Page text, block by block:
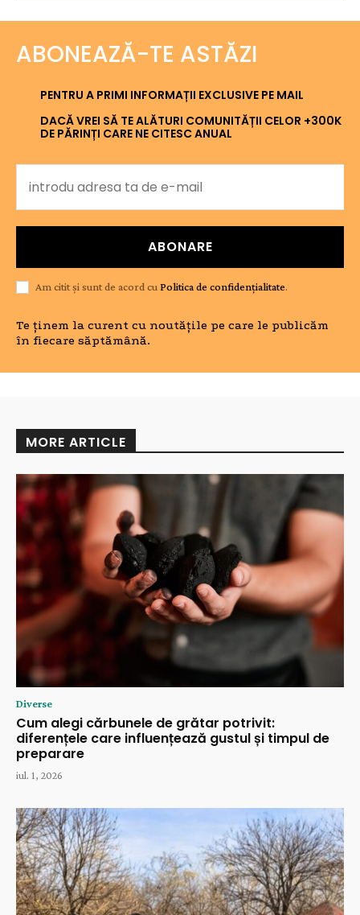
ABONEAZĂ-TE ASTĂZI
PENTRU A PRIMI INFORMAȚII EXCLUSIVE PE MAIL
DACĂ VREI SĂ TE ALĂTURI COMUNITĂȚII CELOR +300K
DE PĂRINȚI CARE NE CITESC ANUAL
ABONARE
Am citit și sunt de acord cu Politica de confidențialitate.
Te ținem la curent cu noutățile pe care le publicăm
în fiecare săptămână.
MORE ARTICLE
Diverse
Cum alegi cărbunele de grătar potrivit:
diferențele care influențează gustul și timpul de
preparare
iul. 1, 2026